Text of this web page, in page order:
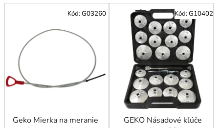
V
p
r
Geko Mierka na meranie
Kód:G03260
GEKO Násadové kľúče
Kód:G10402